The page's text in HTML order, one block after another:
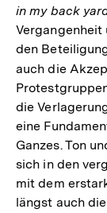
Fußnote
in my back
den
auch die
die
eine
Ganzes. Ton
sich in den
mit dem
längst auch